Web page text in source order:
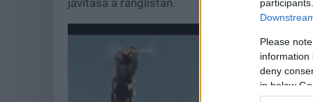
Please
information
deny
in below
javítása a ranglistán.